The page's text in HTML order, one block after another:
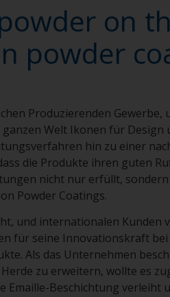
on
powder
Produzierenden Gewerbe,
Welt Ikonen für Design
hin zu einer
die Produkte ihren guten
nicht nur erfüllt,
Powder Coatings.
und internationalen Kunden
für seine Innovationskraft
Als das Unternehmen
zu erweitern, wollte es
Emaille-Beschichtung verleiht